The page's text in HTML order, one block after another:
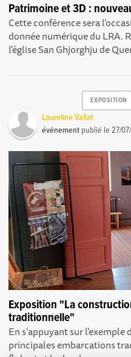
Patrimoine et 3D :
Cette conférence sera
donnée numérique du LRA.
l'église San Ghjorghju de
EXPOSITION
Laureline Vallat
événement publié le27/
Exposition "La
traditionnelle"
En s'appuyant sur l'exemple
principales embarcations